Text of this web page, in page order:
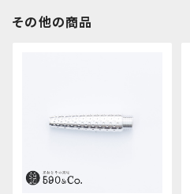
その他の商品